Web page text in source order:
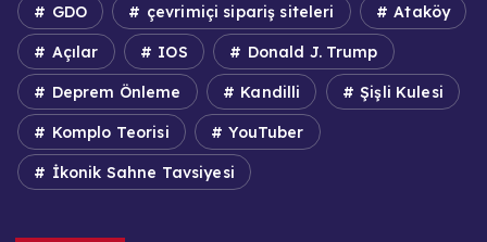
GDO çevrimiçi sipariş siteleri Ataköy
Açılar IOS Donald J. Trump
Deprem Önleme Kandilli Şişli Kulesi
Komplo Teorisi YouTuber
İkonik Sahne Tavsiyesi